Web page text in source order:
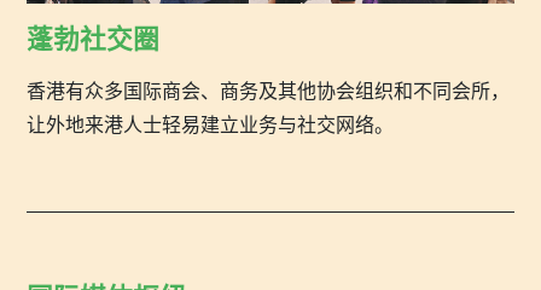
蓬勃社交圈
香港有众多国际商会、商务及其他协会组织和不同会所，
让外地来港人士轻易建立业务与社交网络。